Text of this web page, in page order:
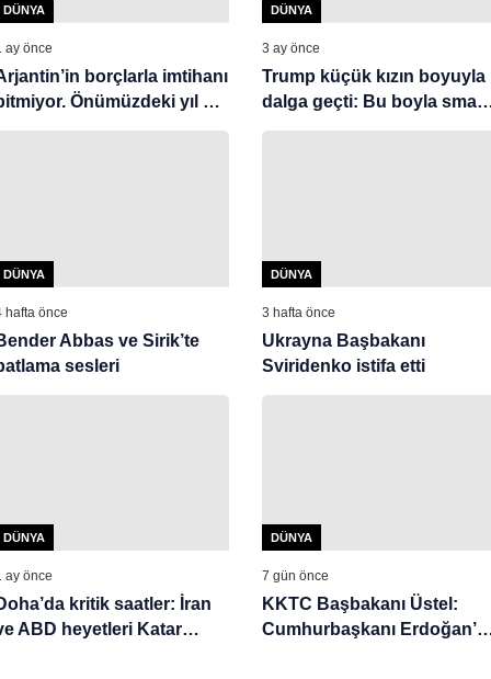
DÜNYA
ay önce
borçlarla imtihanı
Önümüzdeki yıl 30
aşacak
DÜNYA
3 ay önce
Trump küçük kızın boyuyla
dalga geçti: Bu boyla smaç
atabiliyor musun?
DÜNYA
hafta önce
Abbas ve Sirik’te
sesleri
DÜNYA
3 hafta önce
Ukrayna Başbakanı
Sviridenko istifa etti
DÜNYA
ay önce
kritik saatler: İran
ABD heyetleri Katar
DÜNYA
7 gün önce
KKTC Başbakanı Üstel:
Cumhurbaşkanı Erdoğan’ın